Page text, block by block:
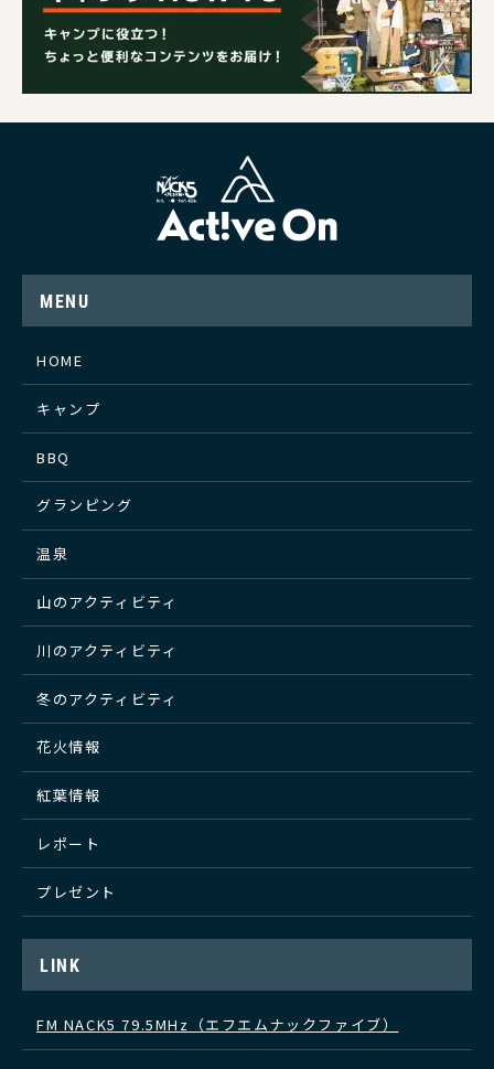
MENU
HOME
キャンプ
BBQ
グランピング
温泉
山のアクティビティ
川のアクティビティ
冬のアクティビティ
花火情報
紅葉情報
レポート
プレゼント
LINK
FM NACK5 79.5MHz（エフエムナックファイブ）